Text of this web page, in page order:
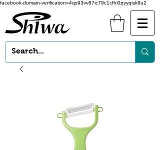
facebook-domain-verification=4qs93vv87ic79c1cfhi0pyyqisk9u2